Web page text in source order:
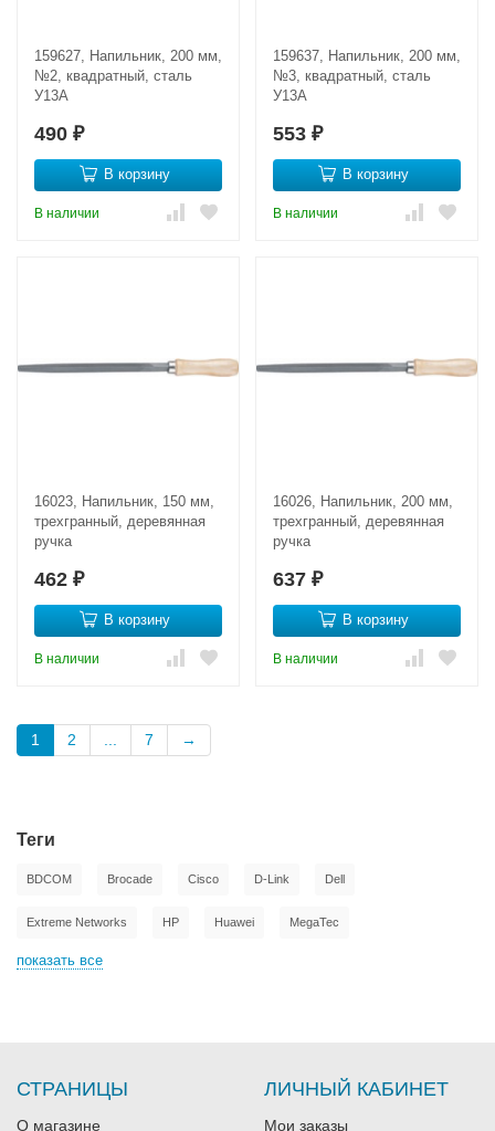
159627, Напильник, 200 мм,
№2, квадратный, сталь
У13А
490 ₽
В корзину
В наличии
159637, Напильник, 200 мм,
№3, квадратный, сталь
У13А
553 ₽
В корзину
В наличии
16023, Напильник, 150 мм,
трехгранный, деревянная
ручка
462 ₽
В корзину
В наличии
16026, Напильник, 200 мм,
трехгранный, деревянная
ручка
637 ₽
В корзину
В наличии
1 2 7 →
Теги
BDCOM Brocade Cisco D-Link Dell
Extreme Networks HP Huawei MegaTec
показать все
СТРАНИЦЫ
О магазине
ЛИЧНЫЙ КАБИНЕТ
Мои заказы